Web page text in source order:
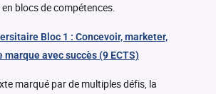
blocs de compétences.
Bloc 1 : Concevoir, marketer,
avec succès (9 ECTS)
marqué par de multiples défis, la